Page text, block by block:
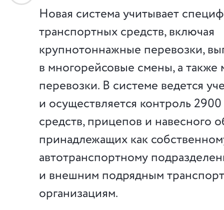
Новая система учитывает
транспортных средств, включая
крупнотоннажные перевозки,
в многорейсовые смены, а
перевозки. В системе ведется
и осуществляется контроль
средств, прицепов и навесного
принадлежащих как
автотранспортному
и внешним подрядным
организациям.